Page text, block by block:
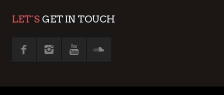
LET´S GET IN TOUCH